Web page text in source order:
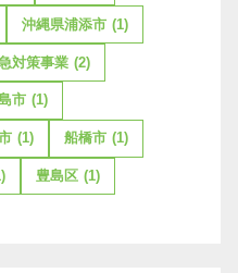
沖縄県浦添市 (1)
対策事業 (2)
市 (1)
(1) 船橋市 (1)
豊島区 (1)